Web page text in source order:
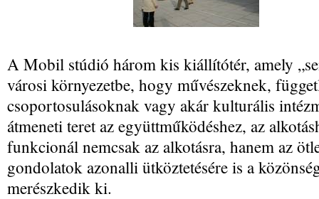
A Mobil stúdió három kis kiállítótér, amely
városi környezetbe, hogy művészeknek,
csoportosulásoknak vagy akár kulturális
átmeneti teret az együttműködéshez, az
funkcionál nemcsak az alkotásra, hanem az
gondolatok azonalli ütköztetésére is a
merészkedik ki.